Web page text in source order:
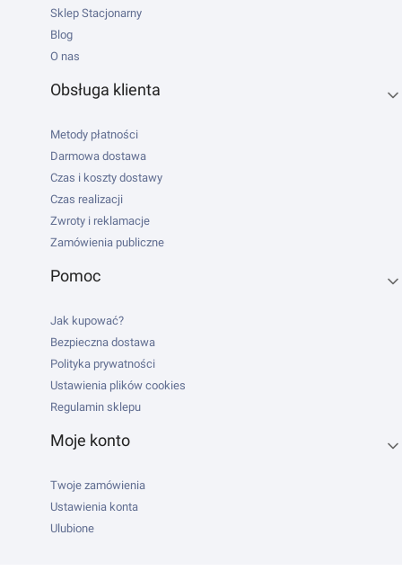
Sklep Stacjonarny
Blog
O nas
Obsługa klienta
Metody płatności
Darmowa dostawa
Czas i koszty dostawy
Czas realizacji
Zwroty i reklamacje
Zamówienia publiczne
Pomoc
Jak kupować?
Bezpieczna dostawa
Polityka prywatności
Ustawienia plików cookies
Regulamin sklepu
Moje konto
Twoje zamówienia
Ustawienia konta
Ulubione